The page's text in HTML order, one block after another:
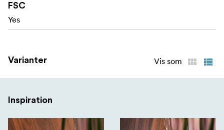
FSC
Yes
Varianter Vis som
Inspiration